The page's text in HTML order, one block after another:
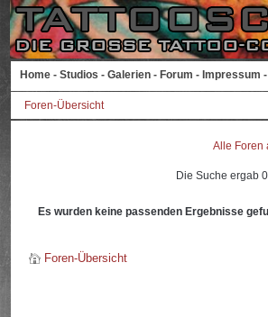
Home - Studios - Galerien - Forum - Impressum -
Foren-Übersicht
Alle Foren
Die Suche ergab
Es wurden keine passenden Ergebnisse
Foren-Übersicht